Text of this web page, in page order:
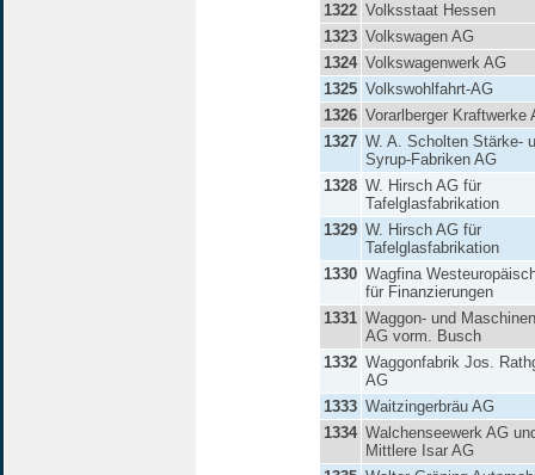
1322 Volksstaat Hessen
1323 Volkswagen AG
1324 Volkswagenwerk AG
1325 Volkswohlfahrt-AG
1326 Vorarlberger Kraftwerke
1327 W. A. Scholten Stärke-
Syrup-Fabriken AG
1328 W. Hirsch AG für
Tafelglasfabrikation
1329 W. Hirsch AG für
Tafelglasfabrikation
1330 Wagfina
für Finanzierungen
1331 Waggon- und
AG vorm. Busch
1332 Waggonfabrik Jos.
AG
1333 Waitzingerbräu AG
1334 Walchenseewerk AG
Mittlere Isar AG